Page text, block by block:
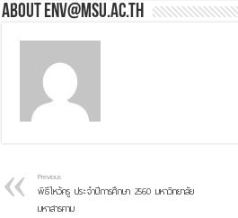
About env@msu.ac.th
Previous
พิธีไหว้ครู ประจำปีการศึกษา 2560 มหาวิทยาลัย
มหาสารคาม